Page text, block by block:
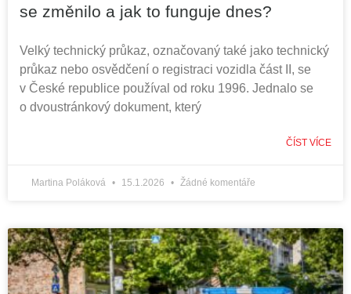
se změnilo a jak to funguje dnes?
Velký technický průkaz, označovaný také jako technický
průkaz nebo osvědčení o registraci vozidla část II, se
v České republice používal od roku 1996. Jednalo se
o dvoustránkový dokument, který
ČÍST VÍCE
Martina Poláková 15.1.2026 Žádné komentáře